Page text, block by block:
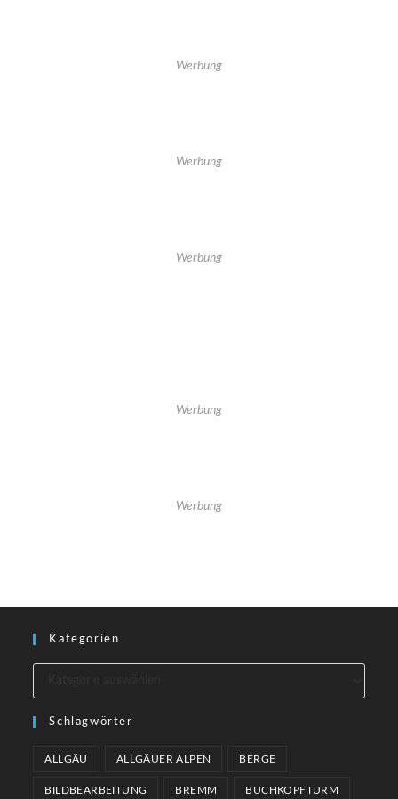
Werbung
Werbung
Werbung
Werbung
Werbung
Kategorien
Schlagwörter
ALLGÄU ALLGÄUER ALPEN BERGE
BILDBEARBEITUNG BREMM BUCHKOPFTURM